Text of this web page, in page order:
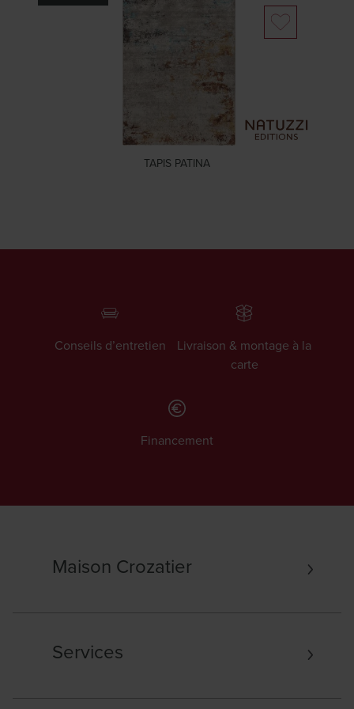
TAPIS PATINA
Conseils d’entretien
Livraison & montage à la
carte
Financement
Maison Crozatier
Services